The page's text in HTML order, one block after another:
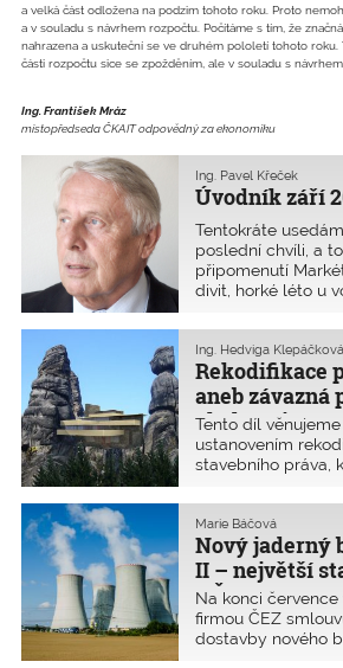
a velká část odložena na podzim tohoto roku. Proto
a v souladu s návrhem rozpočtu. Počítáme s tím, že
nahrazena a uskuteční se ve druhém pololetí tohoto roku.
části rozpočtu sice se zpožděním, ale v souladu s
Ing. František Mráz
místopředseda ČKAIT odpovědný za ekonomiku
Úvodník září
Ing. Pavel Křeček
Tentokráte
poslední chvíli, a
připomenutí
divit, horké léto u
mám štěstí na
Pokusím se i tento
aby vás za
Rekodifikace
aneb závazná
vládu nejsou
Ing. Hedviga Klepáčková
Tento díl
ustanovením
stavebního práva,
opětovné
vlády, a která se
dotýkají činnosti
Neakceptované
ustanoveních
zůstaly.
Nový jaderný
II – největší
v ČR
Marie Báčová
Na konci
firmou ČEZ
dostavby nového